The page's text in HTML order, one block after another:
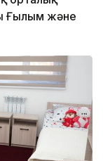
Ғылым және